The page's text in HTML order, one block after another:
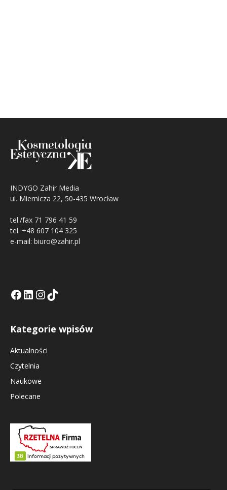
INDYGO Zahir Media
ul. Miernicza 22, 50-435 Wrocław
tel./fax 71 796 41 59
tel. +48 607 104 325
e-mail: biuro@zahir.pl
Facebook
LinkedIn
Tik Tok KEInstagramm KE
Kategorie wpisów
Aktualności
Czytelnia
Naukowe
Polecane